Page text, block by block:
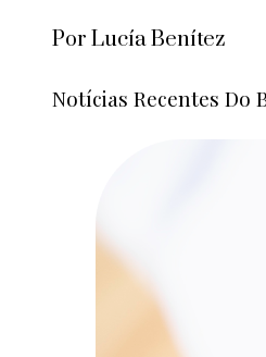
Por Lucía Benítez
Notícias Recentes Do